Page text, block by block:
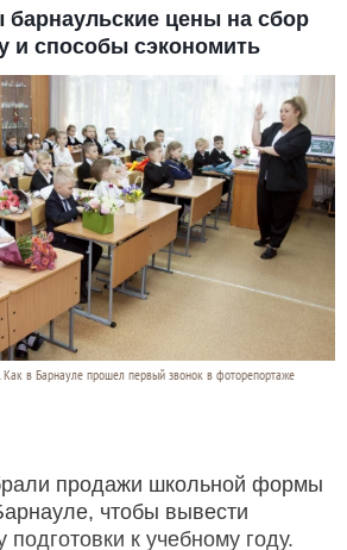
барнаульские цены на сбор
и способы сэкономить
Как в Барнауле прошел первый звонок в фоторепортаже
продажи школьной формы
чтобы вывести
к учебному году.